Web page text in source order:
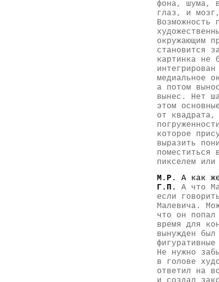
фона, шума,
глаз, и
Возможность
окружающим
становится
картинка не
медиальное
а потом
вынес. Нет
этом
от квадрата,
которое
выразить
поместиться
пикселем
М.Р.
А как
Г.П.
А что
если
Малевича.
что он попал
время для
вынужден
Не нужно
в голове
ответил на
и создал